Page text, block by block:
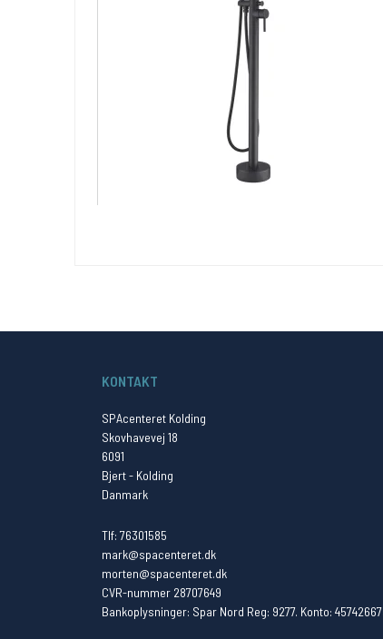
KONTAKT
SPAcenteret Kolding
Skovhavevej 18
6091
Bjert - Kolding
Danmark
Tlf: 76301585
mark@spacenteret.dk
morten@spacenteret.dk
CVR-nummer 28707649
Bankoplysninger: Spar Nord Reg: 9277. Konto: